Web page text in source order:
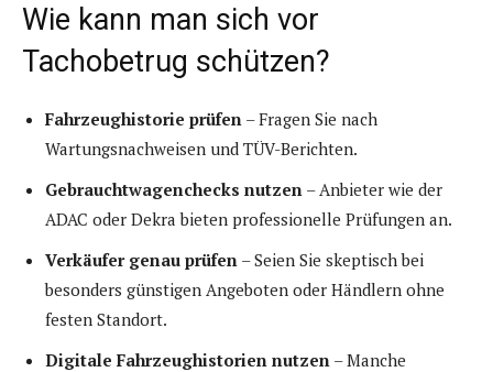
Wie kann man sich vor
Tachobetrug schützen?
Fahrzeughistorie prüfen – Fragen Sie nach
Wartungsnachweisen und TÜV-Berichten.
Gebrauchtwagenchecks nutzen – Anbieter wie der
ADAC oder Dekra bieten professionelle Prüfungen an.
Verkäufer genau prüfen – Seien Sie skeptisch bei
besonders günstigen Angeboten oder Händlern ohne
festen Standort.
Digitale Fahrzeughistorien nutzen – Manche